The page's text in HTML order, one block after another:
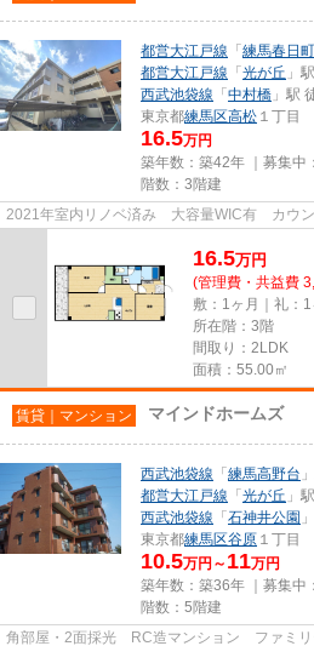
都営大江戸線 「 練馬春日町
都営大江戸線 「 光が丘 」
西武池袋線 「 中村橋 」駅
東京都練馬区高松 １丁目
16.5万円
築年数：築42年 ｜募集中：
階数：3階建
2021年室内リノベ済み 大容量WIC有 カウン
16.5万円
(管理費・共益費
敷：1ヶ月｜礼：1
所在階：3階
間取り：2LDK
面積：55.00㎡
賃貸｜マンション マインドホームズ
西武池袋線 「 練馬高野台
都営大江戸線 「 光が丘 」
西武池袋線 「 石神井公園
東京都練馬区谷原 １丁目
10.5万円～ 11万円
築年数：築36年 ｜募集中：
階数：5階建
角部屋・2面採光 RC造マンション ファミリ